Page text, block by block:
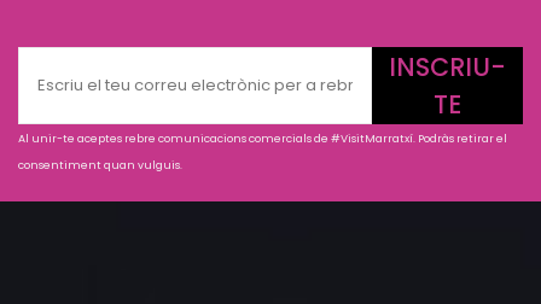
INSCRIU-
TE
Al unir-te aceptes rebre comunicacions comercials de #VisitMarratxí. Podràs retirar el
consentiment quan vulguis.